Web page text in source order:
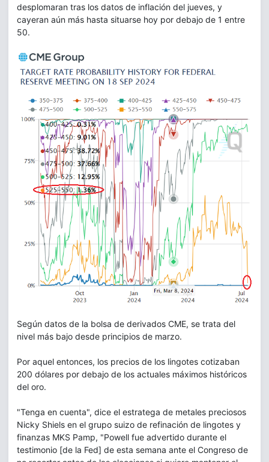
desplomaran tras los datos de inflación del jueves, y
cayeran aún más hasta situarse hoy por debajo de 1 entre
50.
Según datos de la bolsa de derivados CME, se trata del
nivel más bajo desde principios de marzo.
Por aquel entonces, los precios de los lingotes cotizaban
200 dólares por debajo de los actuales máximos históricos
del oro.
"Tenga en cuenta", dice el estratega de metales preciosos
Nicky Shiels en el grupo suizo de refinación de lingotes y
finanzas MKS Pamp, "Powell fue advertido durante el
testimonio [de la Fed] de esta semana ante el Congreso de